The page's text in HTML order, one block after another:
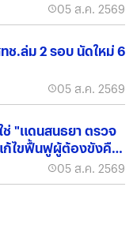
05 ส.ค. 2569
ช.ล่ม 2 รอบ นัดใหม่ 6
05 ส.ค. 2569
ช่ "แดนสนธยา ตรวจ
ก้ไขฟื้นฟูผู้ต้องขังคืน
05 ส.ค. 2569